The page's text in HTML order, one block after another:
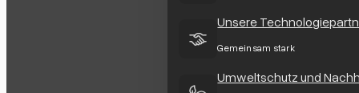
Unsere
Gemeinsam stark
Umweltschutz und